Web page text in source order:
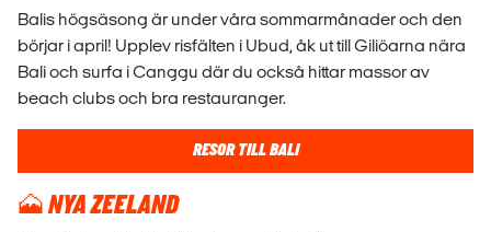
Balis högsäsong är under våra sommarmånader och den
börjar i april! Upplev risfälten i Ubud, åk ut till Giliöarna nära
Bali och surfa i Canggu där du också hittar massor av
beach clubs och bra restauranger.
RESOR TILL BALI
🗻 NYA ZEELAND